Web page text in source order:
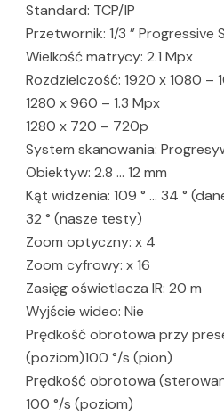
Standard: TCP/IP
Przetwornik: 1/3 ” Progressive
Wielkość matrycy: 2.1 Mpx
Rozdzielczość: 1920 x 1080 –
1280 x 960 – 1.3 Mpx
1280 x 720 – 720p
System skanowania:
Obiektyw: 2.8 … 12 mm
Kąt widzenia: 109 ° … 34 °
32 ° (nasze testy)
Zoom optyczny: x 4
Zoom cyfrowy: x 16
Zasięg oświetlacza IR: 20 m
Wyjście wideo: Nie
Prędkość obrotowa przy
(poziom)100 °/s (pion)
Prędkość obrotowa
100 °/s (poziom)